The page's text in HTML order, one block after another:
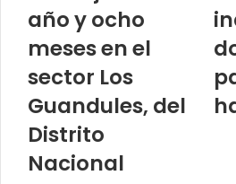
año y ocho
meses en el
sector Los
Guandules, del
Distrito
Nacional